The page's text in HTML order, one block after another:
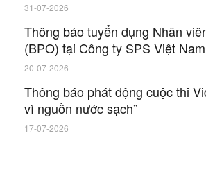
31-07-2026
Thông báo tuyển dụng Nhân
(BPO) tại Công ty SPS Việt Nam
20-07-2026
Thông báo phát động cuộc thi
vì nguồn nước sạch”
17-07-2026